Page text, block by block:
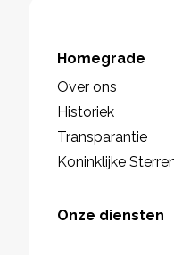
Homegrade
Over ons
Historiek
Transparantie
Koninklijke
Onze diensten